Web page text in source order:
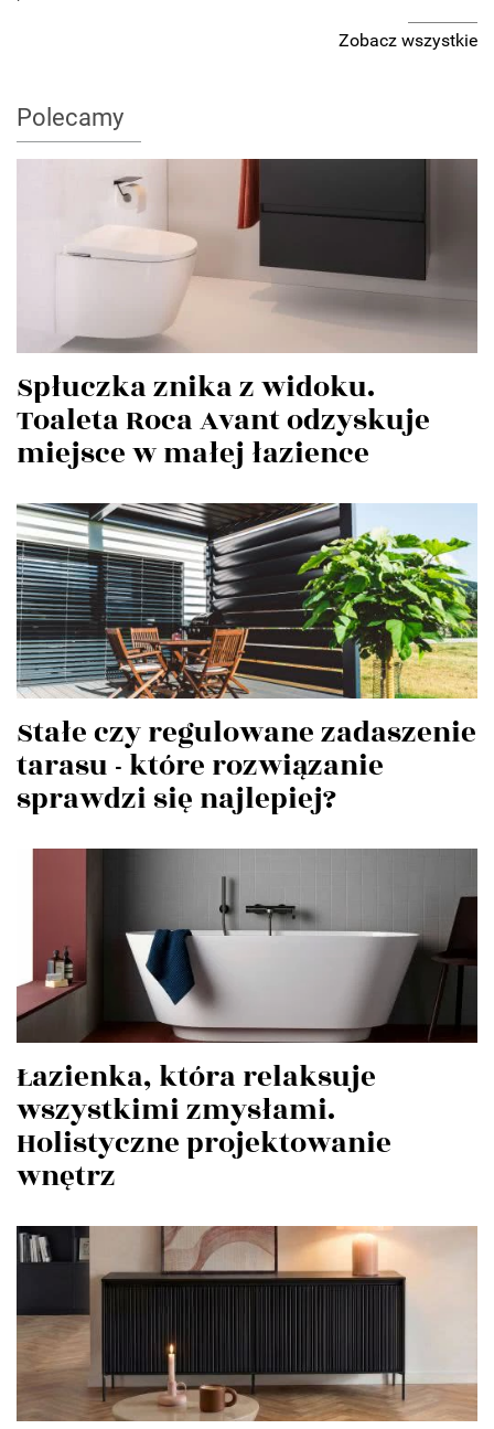
Zobacz wszystkie
Polecamy
Spłuczka znika z widoku.
Toaleta Roca Avant odzyskuje
miejsce w małej łazience
Stałe czy regulowane zadaszenie
tarasu - które rozwiązanie
sprawdzi się najlepiej?
Łazienka, która relaksuje
wszystkimi zmysłami.
Holistyczne projektowanie
wnętrz